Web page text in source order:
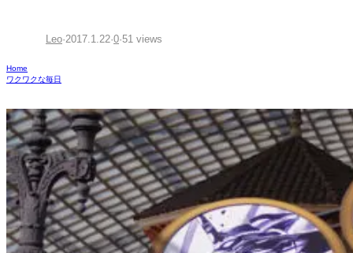
Leo·2017.1.22·0·51 views
Home
ワクワクな毎日